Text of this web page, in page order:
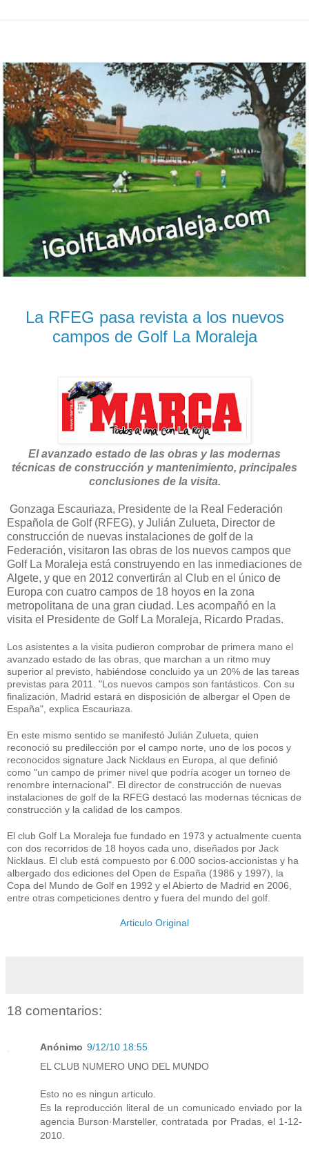
La RFEG pasa revista a los nuevos
campos de Golf La Moraleja
El avanzado estado de las obras y las modernas
técnicas de construcción y mantenimiento, principales
conclusiones de la visita.
Gonzaga Escauriaza, Presidente de la Real Federación
Española de Golf (RFEG), y Julián Zulueta, Director de
construcción de nuevas instalaciones de golf de la
Federación, visitaron las obras de los nuevos campos que
Golf La Moraleja está construyendo en las inmediaciones de
Algete, y que en 2012 convertirán al Club en el único de
Europa con cuatro campos de 18 hoyos en la zona
metropolitana de una gran ciudad. Les acompañó en la
visita el Presidente de Golf La Moraleja, Ricardo Pradas.
Los asistentes a la visita pudieron comprobar de primera mano el
avanzado estado de las obras, que marchan a un ritmo muy
superior al previsto, habiéndose concluido ya un 20% de las tareas
previstas para 2011. "Los nuevos campos son fantásticos. Con su
finalización, Madrid estará en disposición de albergar el Open de
España", explica Escauriaza.
En este mismo sentido se manifestó Julián Zulueta, quien
reconoció su predilección por el campo norte, uno de los pocos y
reconocidos signature Jack Nicklaus en Europa, al que definió
como "un campo de primer nivel que podría acoger un torneo de
renombre internacional". El director de construcción de nuevas
instalaciones de golf de la RFEG destacó las modernas técnicas de
construcción y la calidad de los campos.
El club Golf La Moraleja fue fundado en 1973 y actualmente cuenta
con dos recorridos de 18 hoyos cada uno, diseñados por Jack
Nicklaus. El club está compuesto por 6.000 socios-accionistas y ha
albergado dos ediciones del Open de España (1986 y 1997), la
Copa del Mundo de Golf en 1992 y el Abierto de Madrid en 2006,
entre otras competiciones dentro y fuera del mundo del golf.
Articulo Original
18 comentarios:
Anónimo 9/12/10 18:55
EL CLUB NUMERO UNO DEL MUNDO
Esto no es ningun articulo.
Es la reproducción literal de un comunicado enviado por la
agencia Burson·Marsteller, contratada por Pradas, el 1-12-
2010.